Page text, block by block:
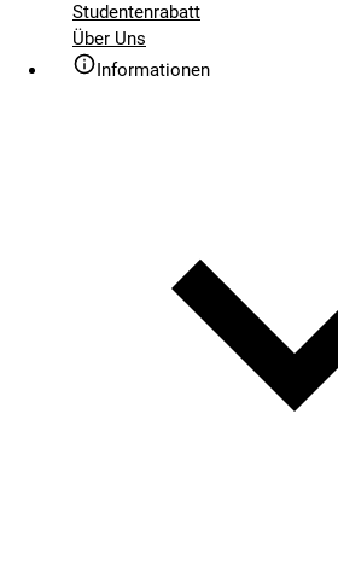
Studentenrabatt
Über Uns
Informationen